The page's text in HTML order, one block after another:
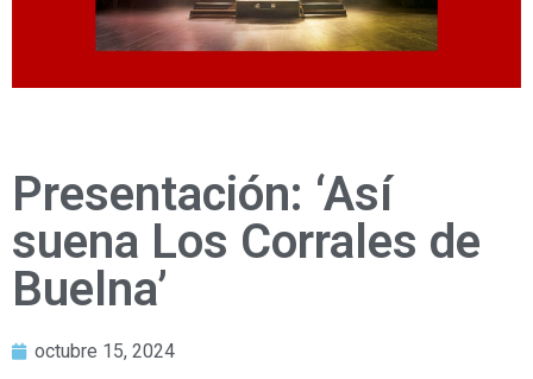
Presentación: ‘Así
suena Los Corrales de
Buelna’
octubre 15, 2024